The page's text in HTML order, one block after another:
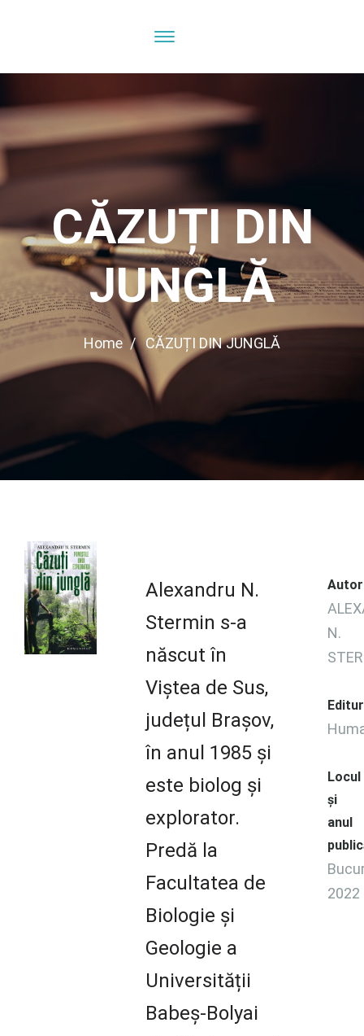
CĂZUȚI DIN
JUNGLĂ
Home CĂZUȚI DIN JUNGLĂ
Alexandru N.
Stermin s-a
născut în
Viștea de Sus,
județul Brașov,
în anul 1985 și
este biolog și
explorator.
Predă la
Facultatea de
Biologie și
Geologie a
Universității
Babeș-Bolyai
Autor
N.
Locul
și
anul
2022